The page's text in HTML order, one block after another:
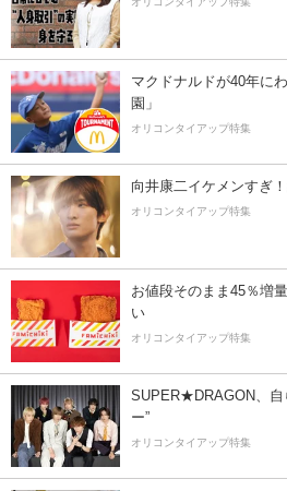
マクドナルドが40年に
園」
オリコンタイアップ特集
向井康二イケメンすぎ
オリコンタイアップ特集
お値段そのまま45％増
い
オリコンタイアップ特集
SUPER★DRAGON、自
ー”
オリコンタイアップ特集